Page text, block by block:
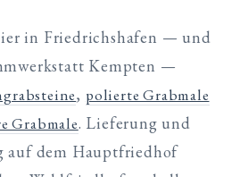
in Friedrichshafen — und
Kempten —
, polierte Grabmale
Grabmale. Lieferung und
auf dem Hauptfriedhof